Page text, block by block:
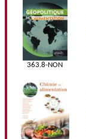
363.8-NON